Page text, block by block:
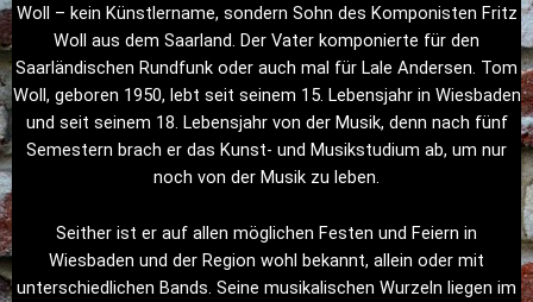
Woll – kein Künstlername, sondern Sohn des Komponisten Fritz
Woll aus dem Saarland. Der Vater komponierte für den
Saarländischen Rundfunk oder auch mal für Lale Andersen. Tom
Woll, geboren 1950, lebt seit seinem 15. Lebensjahr in Wiesbaden
und seit seinem 18. Lebensjahr von der Musik, denn nach fünf
Semestern brach er das Kunst- und Musikstudium ab, um nur
noch von der Musik zu leben.
Seither ist er auf allen möglichen Festen und Feiern in
Wiesbaden und der Region wohl bekannt, allein oder mit
unterschiedlichen Bands. Seine musikalischen Wurzeln liegen im